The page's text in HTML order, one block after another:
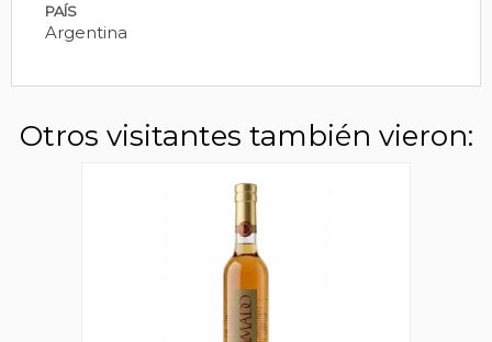
PAÍS
Argentina
Otros visitantes también vieron: